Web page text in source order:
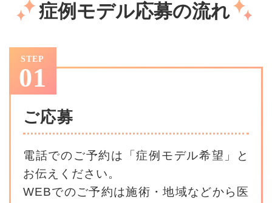
症例モデル応募の流れ
STEP
01
ご応募
電話でのご予約は「症例モデル希望」と
お伝えください。
WEBでのご予約は施術・地域などから医